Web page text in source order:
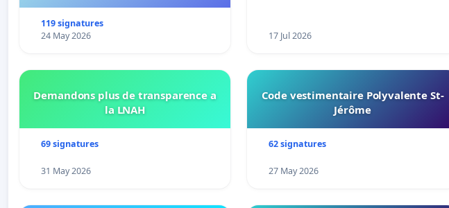
connexion 805-802 à établir
119 signatures
24 May 2026
17 Jul 2026
Demandons plus de transparence a
la LNAH
69 signatures
31 May 2026
Code vestimentaire Polyvalente St-
Jérôme
62 signatures
27 May 2026